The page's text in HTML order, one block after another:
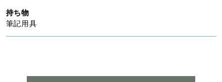
持ち物
筆記用具